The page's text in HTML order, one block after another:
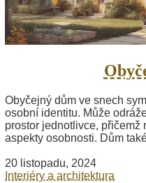
Obyčejný dům ve snech
osobní identitu. Může
prostor jednotlivce, přičemž
aspekty osobnosti. Dům
20 listopadu, 2024
Interiéry a architektura